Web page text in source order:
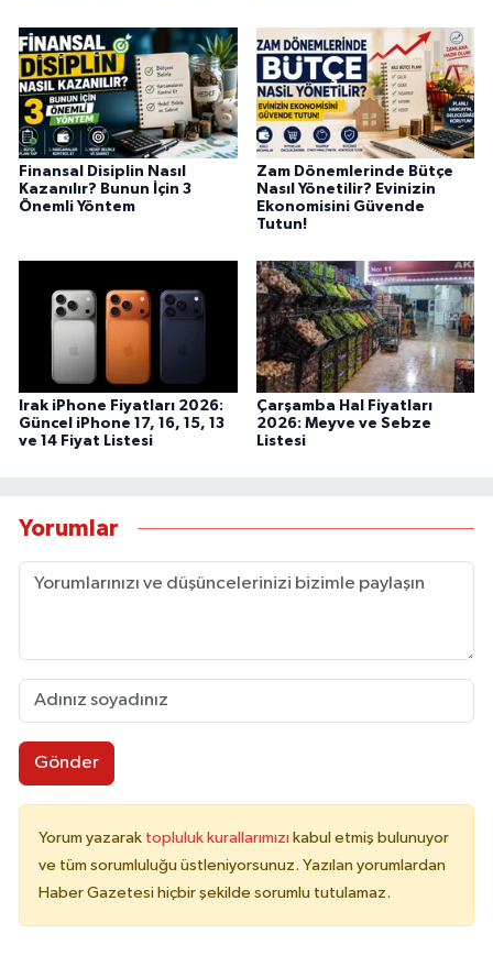
Finansal Disiplin Nasıl
Kazanılır? Bunun İçin 3
Önemli Yöntem
Zam Dönemlerinde Bütçe
Nasıl Yönetilir? Evinizin
Ekonomisini Güvende
Tutun!
Irak iPhone Fiyatları 2026:
Güncel iPhone 17, 16, 15, 13
ve 14 Fiyat Listesi
Çarşamba Hal Fiyatları
2026: Meyve ve Sebze
Listesi
Yorumlar
Gönder
Yorum yazarak topluluk kurallarımızı kabul etmiş bulunuyor
ve tüm sorumluluğu üstleniyorsunuz. Yazılan yorumlardan
Haber Gazetesi hiçbir şekilde sorumlu tutulamaz.